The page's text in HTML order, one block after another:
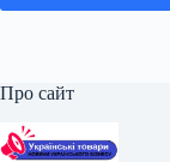
Про сайт